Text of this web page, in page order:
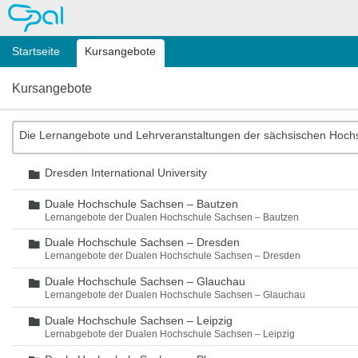
OPAL
Startseite Kursangebote
Kursangebote
Die Lernangebote und Lehrveranstaltungen der sächsischen
Ordner
Dresden International University
Ordner
Duale Hochschule Sachsen – Bautzen
Lernangebote der Dualen Hochschule Sachsen – Bautzen
Ordner
Duale Hochschule Sachsen – Dresden
Lernangebote der Dualen Hochschule Sachsen – Dresden
Ordner
Duale Hochschule Sachsen – Glauchau
Lernangebote der Dualen Hochschule Sachsen – Glauchau
Ordner
Duale Hochschule Sachsen – Leipzig
Lernabgebote der Dualen Hochschule Sachsen – Leipzig